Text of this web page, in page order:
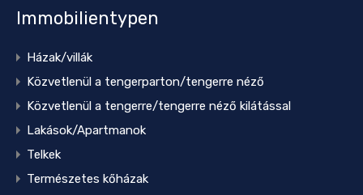
Immobilientypen
Házak/villák
Közvetlenül a tengerparton/tengerre néző
Közvetlenül a tengerre/tengerre néző kilátással
Lakások/Apartmanok
Telkek
Természetes kőházak